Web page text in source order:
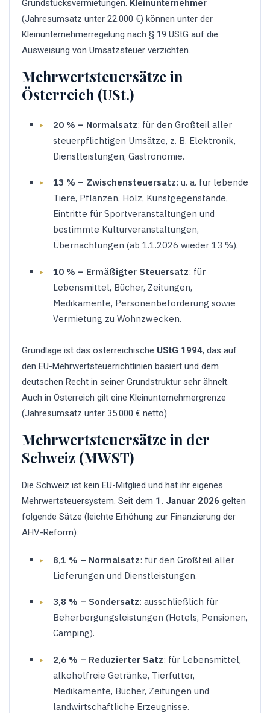
Grundstücksvermietungen.
Kleinunternehmer
(Jahresumsatz unter 22.000 €) können unter der
Kleinunternehmerregelung nach § 19 UStG auf die
Ausweisung von Umsatzsteuer verzichten.
Mehrwertsteuersätze in
Österreich (USt.)
20 % – Normalsatz: für den Großteil aller
steuerpflichtigen Umsätze, z. B. Elektronik,
Dienstleistungen, Gastronomie.
13 % – Zwischensteuersatz: u. a. für lebende
Tiere, Pflanzen, Holz, Kunstgegenstände,
Eintritte für Sportveranstaltungen und
bestimmte Kulturveranstaltungen,
Übernachtungen (ab 1.1.2026 wieder 13 %).
10 % – Ermäßigter Steuersatz: für
Lebensmittel, Bücher, Zeitungen,
Medikamente, Personenbeförderung sowie
Vermietung zu Wohnzwecken.
Grundlage ist das österreichische UStG 1994, das auf
den EU-Mehrwertsteuerrichtlinien basiert und dem
deutschen Recht in seiner Grundstruktur sehr ähnelt.
Auch in Österreich gilt eine Kleinunternehmergrenze
(Jahresumsatz unter 35.000 € netto).
Mehrwertsteuersätze in der
Schweiz (MWST)
Die Schweiz ist kein EU-Mitglied und hat ihr eigenes
Mehrwertsteuersystem. Seit dem 1. Januar 2026 gelten
folgende Sätze (leichte Erhöhung zur Finanzierung der
AHV-Reform):
8,1 % – Normalsatz: für den Großteil aller
Lieferungen und Dienstleistungen.
3,8 % – Sondersatz: ausschließlich für
Beherbergungsleistungen (Hotels, Pensionen,
Camping).
2,6 % – Reduzierter Satz: für Lebensmittel,
alkoholfreie Getränke, Tierfutter,
Medikamente, Bücher, Zeitungen und
landwirtschaftliche Erzeugnisse.